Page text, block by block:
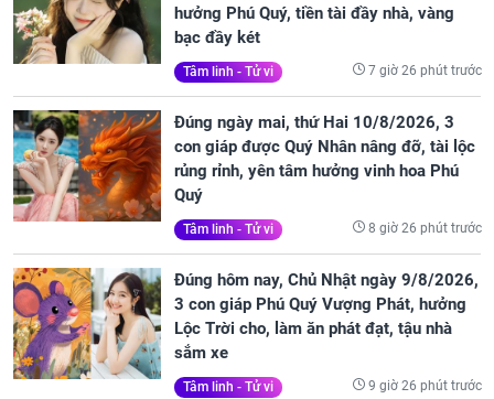
hưởng Phú Quý, tiền tài đầy nhà, vàng
bạc đầy két
Tâm linh - Tử vi 7 giờ 26 phút trước
Đúng ngày mai, thứ Hai 10/8/2026, 3
con giáp được Quý Nhân nâng đỡ, tài lộc
rủng rỉnh, yên tâm hưởng vinh hoa Phú
Quý
Tâm linh - Tử vi 8 giờ 26 phút trước
Đúng hôm nay, Chủ Nhật ngày 9/8/2026,
3 con giáp Phú Quý Vượng Phát, hưởng
Lộc Trời cho, làm ăn phát đạt, tậu nhà
sắm xe
Tâm linh - Tử vi 9 giờ 26 phút trước